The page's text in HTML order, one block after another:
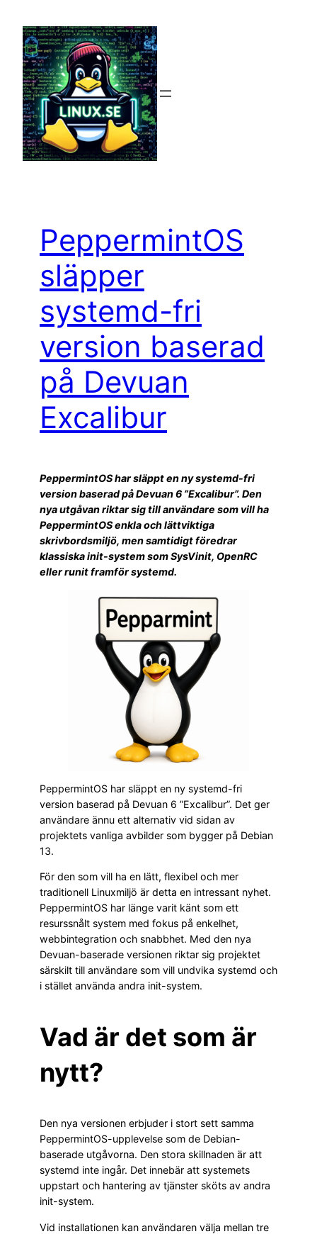
innehåll
PeppermintOS
släpper
systemd-fri
version baserad
på Devuan
Excalibur
PeppermintOS har släppt en ny systemd-fri
version baserad på Devuan 6 ”Excalibur”. Den
nya utgåvan riktar sig till användare som vill ha
PeppermintOS enkla och lättviktiga
skrivbordsmiljö, men samtidigt föredrar
klassiska init-system som SysVinit, OpenRC
eller runit framför systemd.
PeppermintOS har släppt en ny systemd-fri
version baserad på Devuan 6 ”Excalibur”. Det ger
användare ännu ett alternativ vid sidan av
projektets vanliga avbilder som bygger på Debian
13.
För den som vill ha en lätt, flexibel och mer
traditionell Linuxmiljö är detta en intressant nyhet.
PeppermintOS har länge varit känt som ett
resurssnålt system med fokus på enkelhet,
webbintegration och snabbhet. Med den nya
Devuan-baserade versionen riktar sig projektet
särskilt till användare som vill undvika systemd och
i stället använda andra init-system.
Vad är det som är
nytt?
Den nya versionen erbjuder i stort sett samma
PeppermintOS-upplevelse som de Debian-
baserade utgåvorna. Den stora skillnaden är att
systemd inte ingår. Det innebär att systemets
uppstart och hantering av tjänster sköts av andra
init-system.
Vid installationen kan användaren välja mellan tre